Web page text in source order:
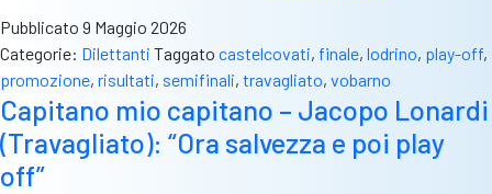
la
finale
play
off
Pubblicato 9 Maggio 2026
Categorie: Dilettanti Taggato castelcovati, finale, lodrino, play-off,
promozione, risultati, semifinali, travagliato, vobarno
Capitano mio capitano – Jacopo Lonardi
(Travagliato): “Ora salvezza e poi play
off”